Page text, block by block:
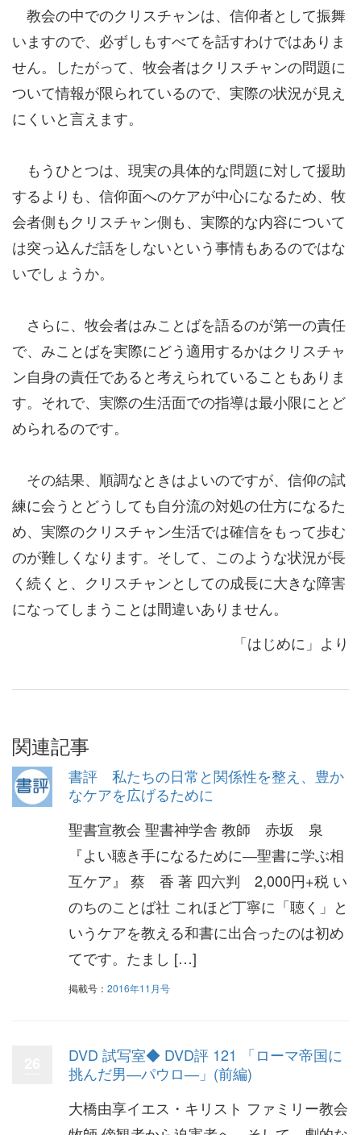
教会の中でのクリスチャンは、信仰者として振舞
いますので、必ずしもすべてを話すわけではありま
せん。したがって、牧会者はクリスチャンの問題に
ついて情報が限られているので、実際の状況が見え
にくいと言えます。
もうひとつは、現実の具体的な問題に対して援助
するよりも、信仰面へのケアが中心になるため、牧
会者側もクリスチャン側も、実際的な内容について
は突っ込んだ話をしないという事情もあるのではな
いでしょうか。
さらに、牧会者はみことばを語るのが第一の責任
で、みことばを実際にどう適用するかはクリスチャ
ン自身の責任であると考えられていることもありま
す。それで、実際の生活面での指導は最小限にとど
められるのです。
その結果、順調なときはよいのですが、信仰の試
練に会うとどうしても自分流の対処の仕方になるた
め、実際のクリスチャン生活では確信をもって歩む
のが難しくなります。そして、このような状況が長
く続くと、クリスチャンとしての成長に大きな障害
になってしまうことは間違いありません。
「はじめに」より
関連記事
書評 私たちの日常と関係性を整え、豊か
なケアを広げるために
聖書宣教会 聖書神学舎 教師 赤坂 泉
『よい聴き手になるために―聖書に学ぶ相
互ケア』 蔡 香 著 四六判 2,000円+税 い
のちのことば社 これほど丁寧に「聴く」と
いうケアを教える和書に出合ったのは初め
てです。たまし […]
掲載号： 2016年11月号
DVD 試写室◆ DVD評 121 「ローマ帝国に
挑んだ男―パウロ―」(前編)
大橋由享イエス・キリスト ファミリー教会